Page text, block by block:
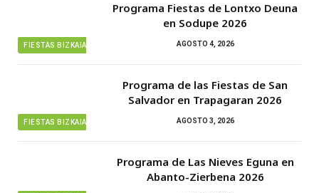
FIESTAS BIZKAIA
Programa Fiestas de Lontxo Deuna
en Sodupe 2026
AGOSTO 4, 2026
FIESTAS BIZKAIA
Programa de las Fiestas de San
Salvador en Trapagaran 2026
AGOSTO 3, 2026
Programa de Las Nieves Eguna en
Abanto-Zierbena 2026